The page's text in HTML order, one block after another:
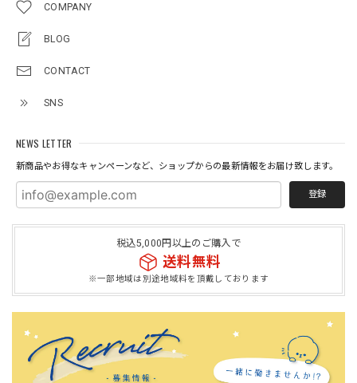
COMPANY
BLOG
CONTACT
SNS
NEWS LETTER
新商品やお得なキャンペーンなど、ショップからの最新情報をお届け致します。
登録
税込5,000円以上のご購入で
送料無料
※一部地域は別途地域料を頂戴しております